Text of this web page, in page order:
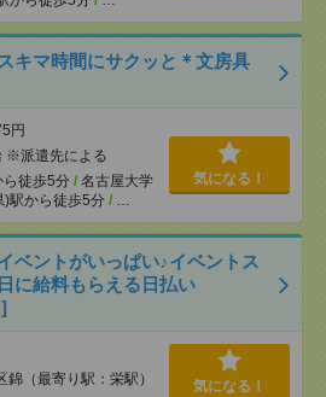
キマ時間にサクッと＊文房具
円
※派遣先による
ら徒歩5分 / 名古屋大学
)駅から徒歩5分 / …
気になる！
ベントがいっぱい♪イベントス
に給料もらえる日払い
（最寄り駅：栄駅） 気になる！